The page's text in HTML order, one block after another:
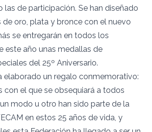
de participación. Se han diseñado
oro, plata y bronce con el nuevo
se entregarán en todos los
este año unas medallas de
del 25º Aniversario.
elaborado un regalo conmemorativo:
con el que se obsequiará a todos
modo u otro han sido parte de la
en estos 25 años de vida, y